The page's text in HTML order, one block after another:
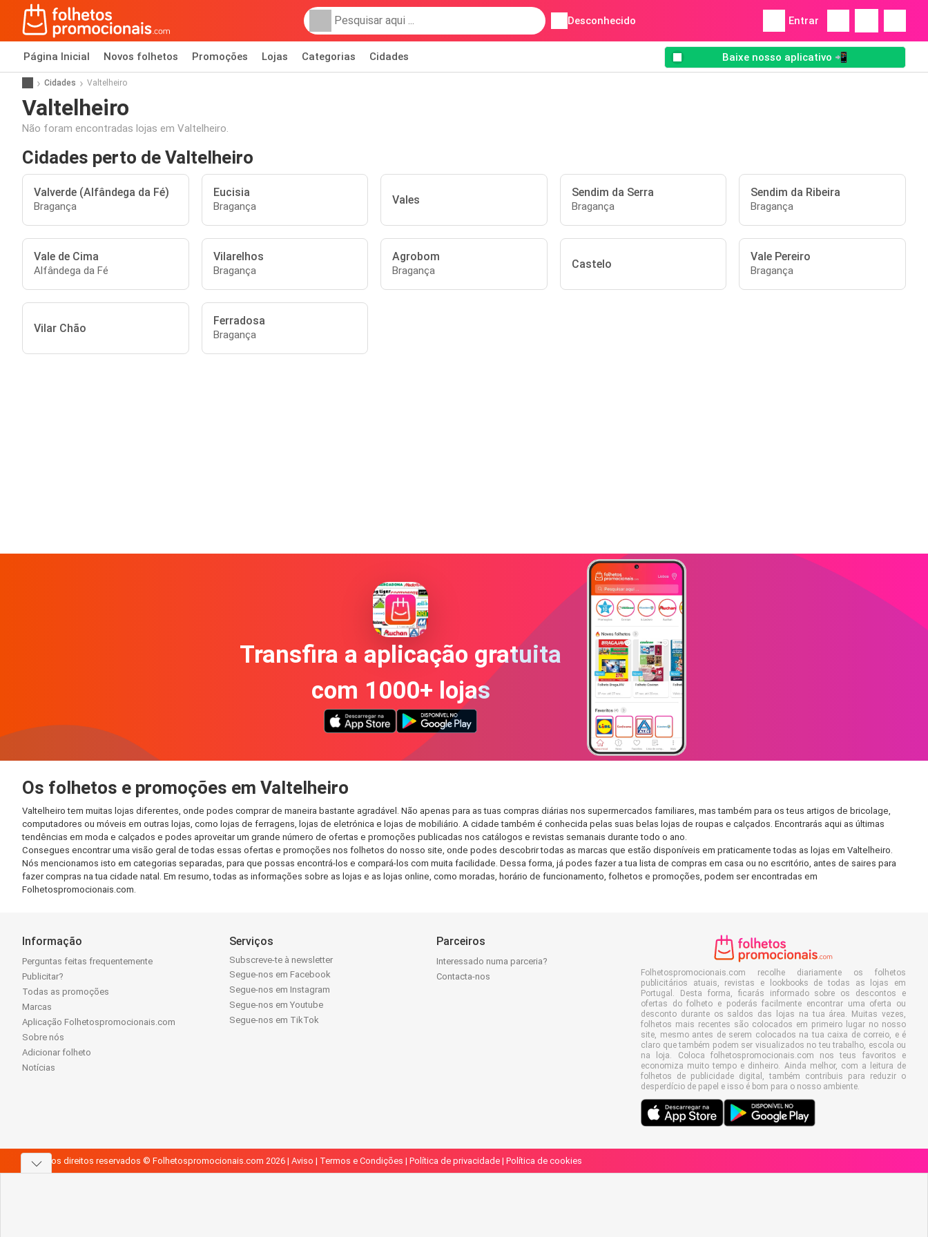
Desconhecido Entrar
Página Inicial Novos folhetos Promoções Lojas Categorias Cidades Baixe nosso aplicativo 📲
Cidades Valtelheiro
Valtelheiro
Não foram encontradas lojas em Valtelheiro.
Cidades perto de Valtelheiro
Valverde (Alfândega da Fé)
Bragança
Eucisia
Bragança Vales
Sendim da Serra
Bragança
Sendim da Ribeira
Bragança
Vale de Cima
Alfândega da Fé
Vilarelhos
Bragança
Agrobom
Bragança Castelo
Vale Pereiro
Bragança
Vilar Chão
Ferradosa
Bragança
Transfira a aplicação gratuita
com 1000+ lojas
Os folhetos e promoções em Valtelheiro
Valtelheiro tem muitas lojas diferentes, onde podes comprar de maneira bastante agradável. Não apenas para as tuas compras diárias nos supermercados familiares, mas também para os teus artigos de bricolage,
computadores ou móveis em outras lojas, como lojas de ferragens, lojas de eletrónica e lojas de mobiliário. A cidade também é conhecida pelas suas belas lojas de roupas e calçados. Encontrarás aqui as últimas
tendências em moda e calçados e podes aproveitar um grande número de ofertas e promoções publicadas nos catálogos e revistas semanais durante todo o ano.
Consegues encontrar uma visão geral de todas essas ofertas e promoções nos folhetos do nosso site, onde podes descobrir todas as marcas que estão disponíveis em praticamente todas as lojas em Valtelheiro.
Nós mencionamos isto em categorias separadas, para que possas encontrá-los e compará-los com muita facilidade. Dessa forma, já podes fazer a tua lista de compras em casa ou no escritório, antes de saires para
fazer compras na tua cidade natal. Em resumo, todas as informações sobre as lojas e as lojas online, como moradas, horário de funcionamento, folhetos e promoções, podem ser encontradas em
Folhetospromocionais.com.
Informação
Perguntas feitas frequentemente
Publicitar?
Todas as promoções
Marcas
Aplicação Folhetospromocionais.com
Sobre nós
Adicionar folheto
Notícias
Serviços
Subscreve-te à newsletter
Segue-nos em Facebook
Segue-nos em Instagram
Segue-nos em Youtube
Segue-nos em TikTok
Parceiros
Interessado numa parceria?
Contacta-nos
Folhetospromocionais.com recolhe diariamente os folhetos
publicitários atuais, revistas e lookbooks de todas as lojas em
Portugal. Desta forma, ficarás informado sobre os descontos e
ofertas do folheto e poderás facilmente encontrar uma oferta ou
desconto durante os saldos das lojas na tua área. Muitas vezes,
folhetos mais recentes são colocados em primeiro lugar no nosso
site, mesmo antes de serem colocados na tua caixa de correio, e é
claro que também podem ser visualizados no teu trabalho, escola ou
na loja. Coloca folhetospromocionais.com nos teus favoritos e
economiza muito tempo e dinheiro. Ainda melhor, com a leitura de
folhetos de publicidade digital, também contribuis para reduzir o
desperdício de papel e isso é bom para o nosso ambiente.
Todos os direitos reservados © Folhetospromocionais.com 2026 | Aviso | Termos e Condições | Política de privacidade | Política de cookies